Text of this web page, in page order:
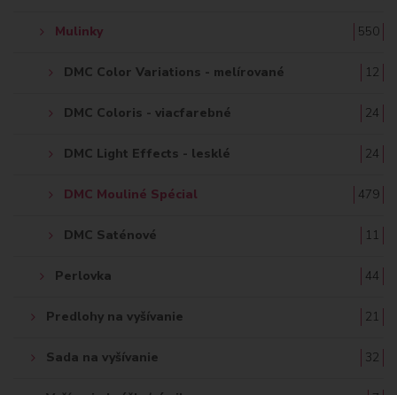
Mulinky 550
DMC Color Variations - melírované 12
DMC Coloris - viacfarebné 24
DMC Light Effects - lesklé 24
DMC Mouliné Spécial 479
DMC Saténové 11
Perlovka 44
Predlohy na vyšívanie 21
Sada na vyšívanie 32